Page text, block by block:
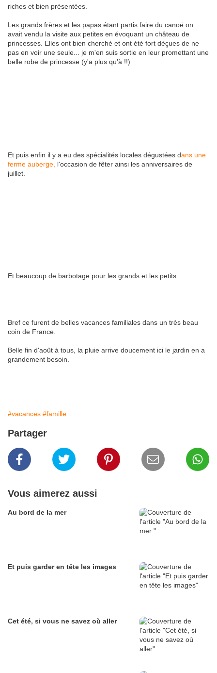
riches et bien présentées.
Les grands frères et les papas étant partis faire du canoë on
avait vendu la visite aux petites en évoquant un château de
princesses. Elles ont bien cherché et ont été fort déçues de ne
pas en voir une seule... je m'en suis sortie en leur promettant une
belle robe de princesse (y'a plus qu'à !!)
Et puis enfin il y a eu des spécialités locales dégustées dans une
ferme auberge, l'occasion de fêter ainsi les anniversaires de
juillet.
Et beaucoup de barbotage pour les grands et les petits.
Bref ce furent de belles vacances familiales dans un très beau
coin de France.
Belle fin d'août à tous, la pluie arrive doucement ici le jardin en a
grandement besoin.
#vacances #famille
Partager
Vous aimerez aussi
Au bord de la mer
Et puis garder en tête les images
Cet été, si vous ne savez où aller